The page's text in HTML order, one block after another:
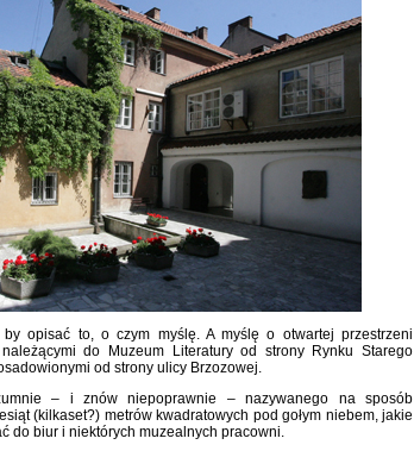
by opisać to, o czym myślę. A myślę o otwartej przestrzeni
do Muzeum Literatury od strony Rynku Starego
od strony ulicy Brzozowej.
– i znów niepoprawnie – nazywanego na sposób
(kilkaset?) metrów kwadratowych pod gołym niebem, jakie
do biur i niektórych muzealnych pracowni.